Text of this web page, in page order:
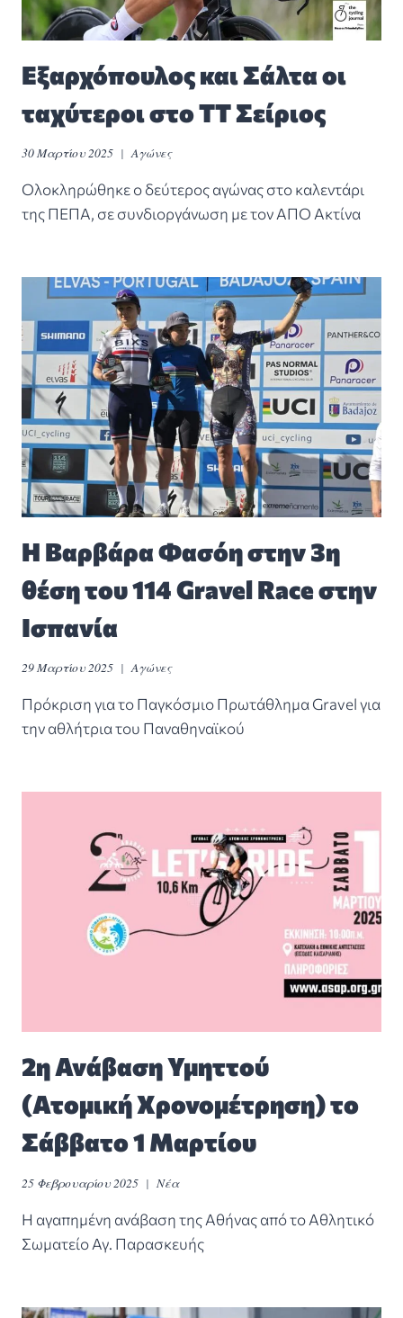
Εξαρχόπουλος και Σάλτα οι
ταχύτεροι στο ΤΤ Σείριος
30 Μαρτίου 2025 Αγώνες
Ολοκληρώθηκε ο δεύτερος αγώνας στο καλεντάρι
της ΠΕΠΑ, σε συνδιοργάνωση με τον ΑΠΟ Ακτίνα
Η Βαρβάρα Φασόη στην 3η
θέση του 114 Gravel Race στην
Ισπανία
29 Μαρτίου 2025 Αγώνες
Πρόκριση για το Παγκόσμιο Πρωτάθλημα Gravel για
την αθλήτρια του Παναθηναϊκού
2η Ανάβαση Υμηττού
(Ατομική Χρονομέτρηση) το
Σάββατο 1 Μαρτίου
25 Φεβρουαρίου 2025 Νέα
Η αγαπημένη ανάβαση της Αθήνας από το Αθλητικό
Σωματείο Αγ. Παρασκευής